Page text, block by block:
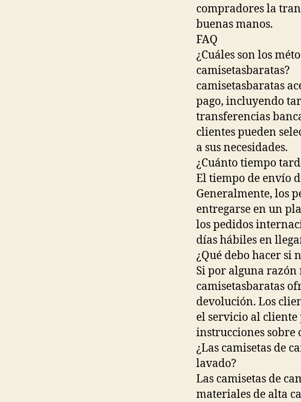
compradores la
buenas manos.
FAQ
¿Cuáles son los
camisetasbaratas?
camisetasbaratas
pago, incluyendo
transferencias
clientes pueden
a sus necesidades.
¿Cuánto tiempo
El tiempo de envío
Generalmente, los
entregarse en un
los pedidos
días hábiles en
¿Qué debo hacer si
Si por alguna razón
camisetasbaratas
devolución. Los
el servicio al
instrucciones sobre
¿Las camisetas de
lavado?
Las camisetas de
materiales de alta